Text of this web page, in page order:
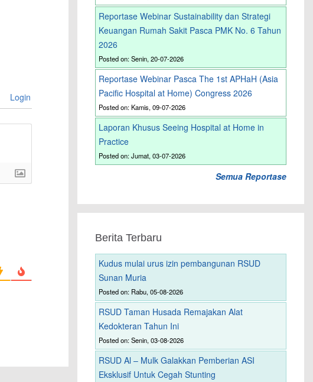
Login
Reportase Webinar Sustainability dan Strategi
Keuangan Rumah Sakit Pasca PMK No. 6 Tahun
2026
Posted on: Senin, 20-07-2026
Reportase Webinar Pasca The 1st APHaH (Asia
Pacific Hospital at Home) Congress 2026
Posted on: Kamis, 09-07-2026
Laporan Khusus Seeing Hospital at Home in
Practice
Posted on: Jumat, 03-07-2026
Semua Reportase
Berita Terbaru
Kudus mulai urus izin pembangunan RSUD
Sunan Muria
Posted on: Rabu, 05-08-2026
RSUD Taman Husada Remajakan Alat
Kedokteran Tahun Ini
Posted on: Senin, 03-08-2026
RSUD Al – Mulk Galakkan Pemberian ASI
Eksklusif Untuk Cegah Stunting